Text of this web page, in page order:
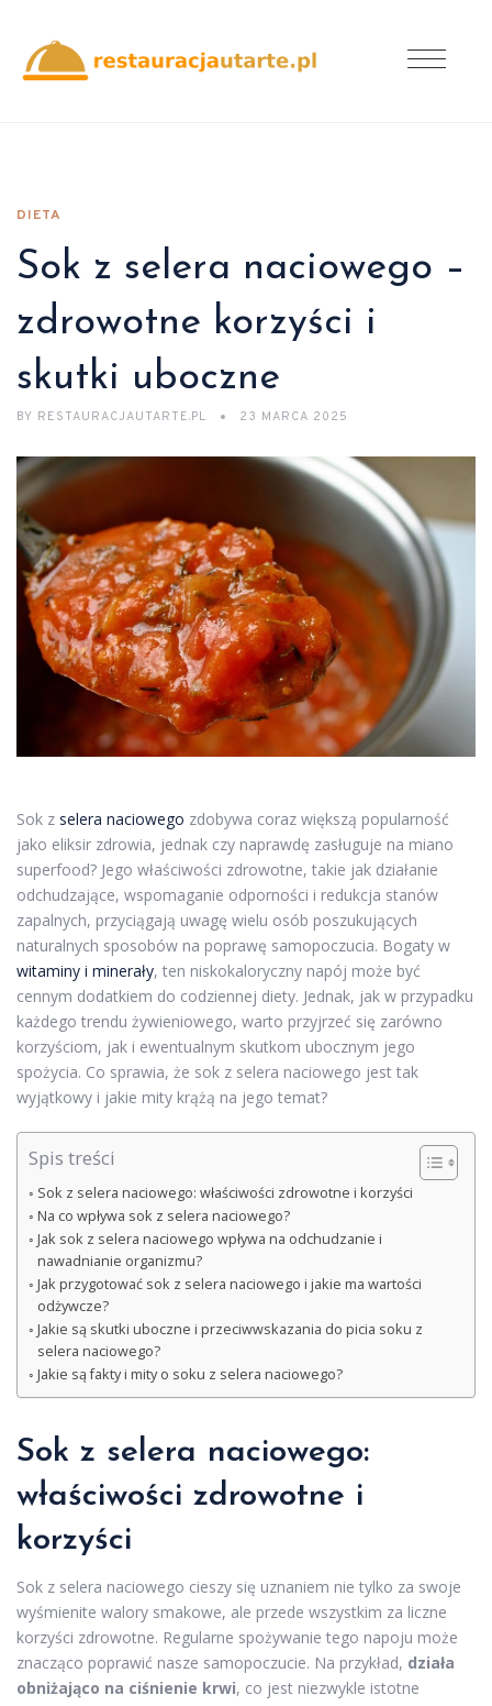
DIETA
Sok z selera naciowego –
zdrowotne korzyści i
skutki uboczne
BY RESTAURACJAUTARTE.PL 23 MARCA 2025
Sok z selera naciowego zdobywa coraz większą popularność
jako eliksir zdrowia, jednak czy naprawdę zasługuje na miano
superfood? Jego właściwości zdrowotne, takie jak działanie
odchudzające, wspomaganie odporności i redukcja stanów
zapalnych, przyciągają uwagę wielu osób poszukujących
naturalnych sposobów na poprawę samopoczucia. Bogaty w
witaminy i minerały, ten niskokaloryczny napój może być
cennym dodatkiem do codziennej diety. Jednak, jak w przypadku
każdego trendu żywieniowego, warto przyjrzeć się zarówno
korzyściom, jak i ewentualnym skutkom ubocznym jego
spożycia. Co sprawia, że sok z selera naciowego jest tak
wyjątkowy i jakie mity krążą na jego temat?
Spis treści
Sok z selera naciowego: właściwości zdrowotne i korzyści
Na co wpływa sok z selera naciowego?
Jak sok z selera naciowego wpływa na odchudzanie i
nawadnianie organizmu?
Jak przygotować sok z selera naciowego i jakie ma wartości
odżywcze?
Jakie są skutki uboczne i przeciwwskazania do picia soku z
selera naciowego?
Jakie są fakty i mity o soku z selera naciowego?
Sok z selera naciowego:
właściwości zdrowotne i
korzyści
Sok z selera naciowego cieszy się uznaniem nie tylko za swoje
wyśmienite walory smakowe, ale przede wszystkim za liczne
korzyści zdrowotne. Regularne spożywanie tego napoju może
znacząco poprawić nasze samopoczucie. Na przykład, działa
obniżająco na ciśnienie krwi, co jest niezwykle istotne